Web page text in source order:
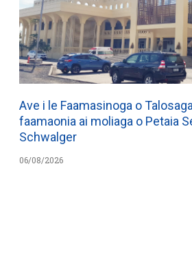
Ave i le Faamasinoga o
faamaonia ai moliaga o Petaia
Schwalger
06/08/2026